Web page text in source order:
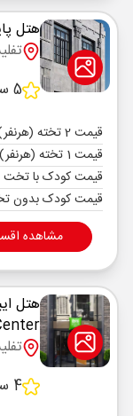
هتل
5 ستاره
قیمت 2 تخته (هرنفر)
قیمت 1 تخته (هرنفر)
قیمت کودک با تخت
قیمت کودک بدون
مشاهده
هتل
4 ستاره